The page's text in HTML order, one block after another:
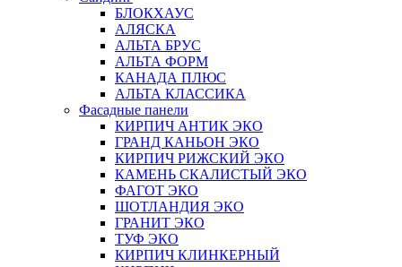
БЛОКХАУС
АЛЯСКА
АЛЬТА БРУС
АЛЬТА ФОРМ
КАНАДА ПЛЮС
АЛЬТА КЛАССИКА
Фасадные панели
КИРПИЧ АНТИК ЭКО
ГРАНД КАНЬОН ЭКО
КИРПИЧ РИЖСКИЙ ЭКО
КАМЕНЬ СКАЛИСТЫЙ ЭКО
ФАГОТ ЭКО
ШОТЛАНДИЯ ЭКО
ГРАНИТ ЭКО
ТУФ ЭКО
КИРПИЧ КЛИНКЕРНЫЙ